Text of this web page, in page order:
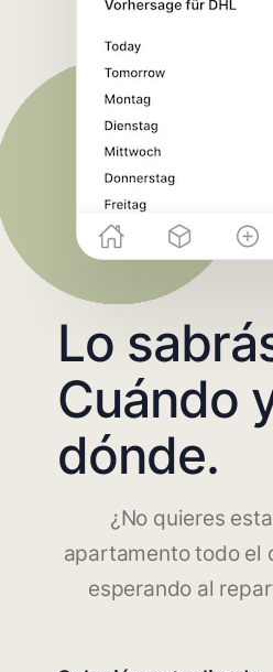
Lo
Cuándo
dónde.
¿No quieres
apartamento todo el
esperando al